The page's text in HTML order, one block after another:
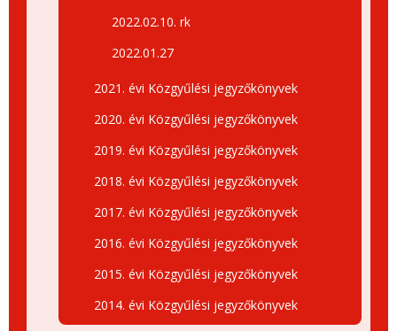
2022.02.10. rk
2022.01.27
2021. évi Közgyűlési jegyzőkönyvek
2020. évi Közgyűlési jegyzőkönyvek
2019. évi Közgyűlési jegyzőkönyvek
2018. évi Közgyűlési jegyzőkönyvek
2017. évi Közgyűlési jegyzőkönyvek
2016. évi Közgyűlési jegyzőkönyvek
2015. évi Közgyűlési jegyzőkönyvek
2014. évi Közgyűlési jegyzőkönyvek